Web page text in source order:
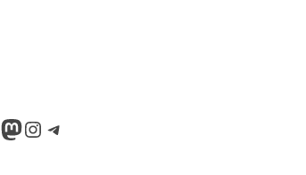
Mastodon
Instagram
Telegram